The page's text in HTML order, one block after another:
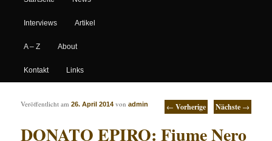
African Paper
Interviews Artikel
A – Z About
Kontakt Links
Artikelnavigation ← Vorherige Nächste →
DONATO EPIRO: Fiume Nero
Veröffentlicht am26. April 2014 vonadmin